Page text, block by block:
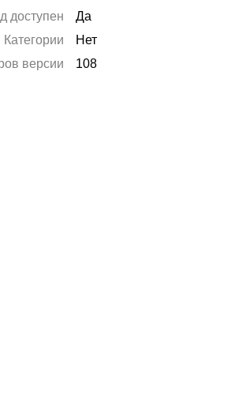
доступен
Да
Категории
Нет
версии
108